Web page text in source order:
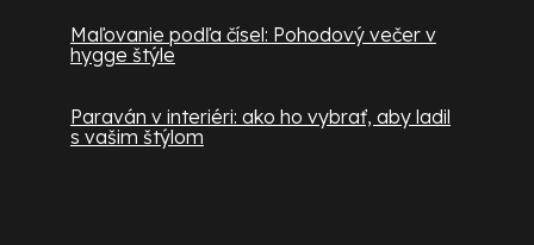
Maľovanie podľa čísel: Pohodový večer v
hygge štýle
Paraván v interiéri: ako ho vybrať, aby ladil
s vašim štýlom